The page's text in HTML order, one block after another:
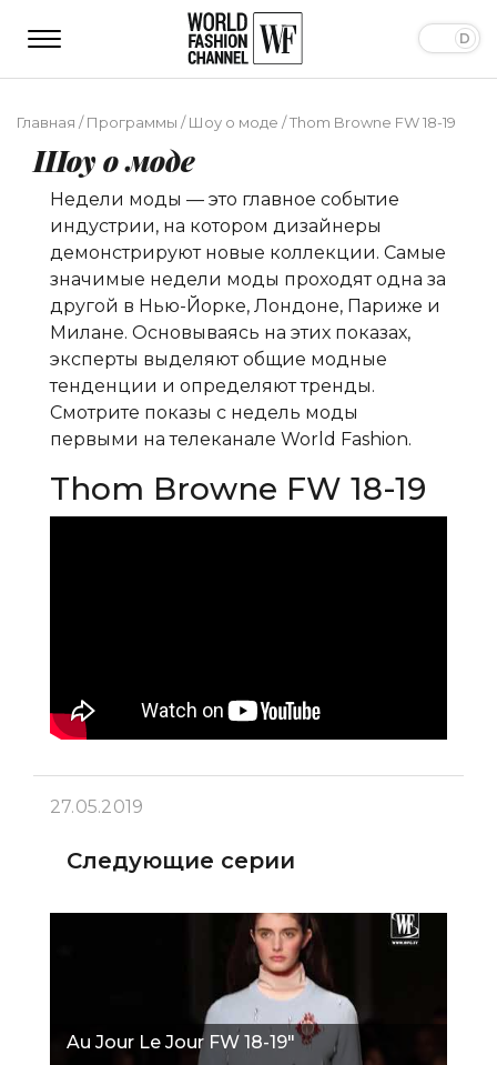
Главная /Программы /Шоу о моде /Thom Browne FW 18-19
Шоу о моде
Недели моды — это главное событие
индустрии, на котором дизайнеры
демонстрируют новые коллекции. Самые
значимые недели моды проходят одна за
другой в Нью-Йорке, Лондоне, Париже и
Милане. Основываясь на этих показах,
эксперты выделяют общие модные
тенденции и определяют тренды.
Смотрите показы с недель моды
первыми на телеканале World Fashion.
Thom Browne FW 18-19
27.05.2019
Следующие серии
Au Jour Le Jour FW 18-19"